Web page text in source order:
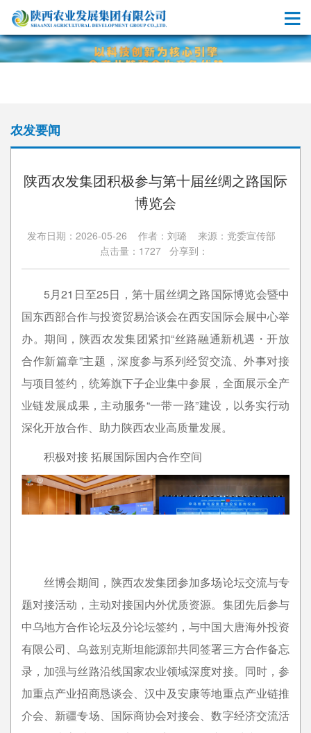
农发要闻
陕西农发集团积极参与第十届丝绸之路国际
博览会
发布日期：2026-05-26 作者：刘璐 来源：党委宣传部
点击量：1727 分享到：
5月21日至25日，第十届丝绸之路国际博览会暨中
国东西部合作与投资贸易洽谈会在西安国际会展中心举
办。期间，陕西农发集团紧扣“丝路融通新机遇・开放
合作新篇章”主题，深度参与系列经贸交流、外事对接
与项目签约，统筹旗下子企业集中参展，全面展示全产
业链发展成果，主动服务“一带一路”建设，以务实行动
深化开放合作、助力陕西农业高质量发展。
积极对接 拓展国际国内合作空间
丝博会期间，陕西农发集团参加多场论坛交流与专
题对接活动，主动对接国内外优质资源。集团先后参与
中乌地方合作论坛及分论坛签约，与中国大唐海外投资
有限公司、乌兹别克斯坦能源部共同签署三方合作备忘
录，加强与丝路沿线国家农业领域深度对接。同时，参
加重点产业招商恳谈会、汉中及安康等地重点产业链推
介会、新疆专场、国际商协会对接会、数字经济交流活